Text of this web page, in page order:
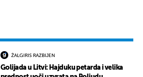
ŽALGIRIS RAZBIJEN
Golijada u Litvi: Hajduku petarda i velika